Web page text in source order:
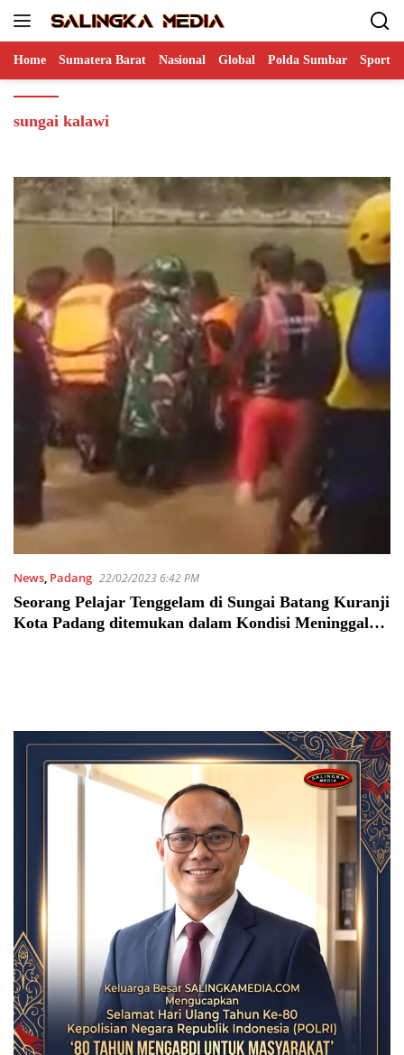
Home Sumatera Barat Nasional Global Polda Sumbar Sports
sungai kalawi
News, Padang 22/02/2023 6:42 PM
Seorang Pelajar Tenggelam di Sungai Batang Kuranji
Kota Padang ditemukan dalam Kondisi Meninggal